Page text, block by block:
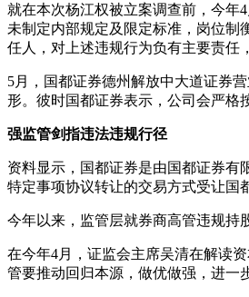
就在本次杨江权被立案调查前，今年
未制定内部规定及限定标准，岗位制
任人，对上述违规行为负有主要责任
5月，国都证券德州解放中大道证券
形。彼时国都证券表示，公司会严格
强监管剑指违法违规行径
资料显示，国都证券是由国都证券有
特定事项协议转让的交易方式受让国
今年以来，监管层就券商高管违规持
在今年4月，证监会主席吴清在解读
管要推动回归本源，做优做强，进一